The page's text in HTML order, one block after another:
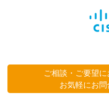
ご相談・ご要望に
お気軽にお問